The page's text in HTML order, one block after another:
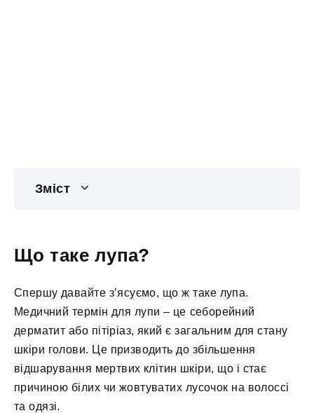
Зміст
Що таке лупа?
Спершу давайте з’ясуємо, що ж таке лупа.
Медичний термін для лупи – це себорейний
дерматит або пітіріаз, який є загальним для стану
шкіри голови. Це призводить до збільшення
відшарування мертвих клітин шкіри, що і стає
причиною білих чи жовтуватих лусочок на волоссі
та одязі.